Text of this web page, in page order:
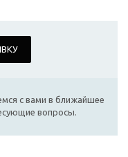
с вами в ближайшее
вопросы.